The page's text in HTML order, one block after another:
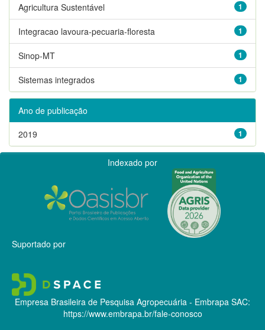
1
Agricultura Sustentável
1
Integracao lavoura-pecuaria-floresta
1
Sinop-MT
1
Sistemas integrados
Ano de publicação
1
2019
Indexado por
Suportado por
Empresa Brasileira de Pesquisa Agropecuária - Embrapa SAC:
https://www.embrapa.br/fale-conosco